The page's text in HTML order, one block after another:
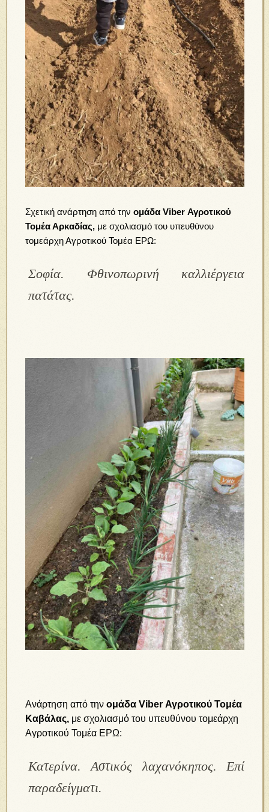
Σχετική ανάρτηση από τηνομάδα Viber Αγροτικού
Τομέα Αρκαδίας, με σχολιασμό του υπευθύνου
τομεάρχη Αγροτικού Τομέα ΕΡΩ:
Σοφία. Φθινοπωρινή καλλιέργεια
πατάτας.
Ανάρτηση από τηνομάδα Viber Αγροτικού Τομέα
Καβάλας, με σχολιασμό του υπευθύνου τομεάρχη
Αγροτικού Τομέα ΕΡΩ:
Κατερίνα. Αστικός λαχανόκηπος. Επί
παραδείγματι.